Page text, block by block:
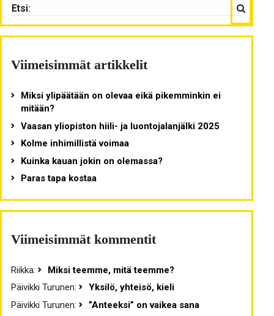
Viimeisimmät artikkelit
Miksi ylipäätään on olevaa eikä pikemminkin ei
mitään?
Vaasan yliopiston hiili- ja luontojalanjälki 2025
Kolme inhimillistä voimaa
Kuinka kauan jokin on olemassa?
Paras tapa kostaa
Viimeisimmät kommentit
Riikka:
Miksi teemme, mitä teemme?
Päivikki Turunen:
Yksilö, yhteisö, kieli
Päivikki Turunen:
”Anteeksi” on vaikea sana